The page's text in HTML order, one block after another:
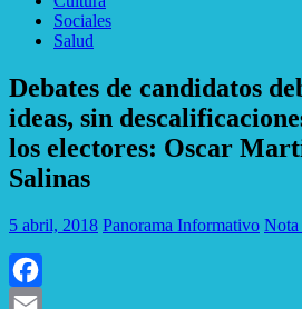
Sociales
Salud
Debates de candidatos
ideas, sin
los electores: Oscar
Salinas
5 abril, 2018 Panorama Informativo Nota
Facebook